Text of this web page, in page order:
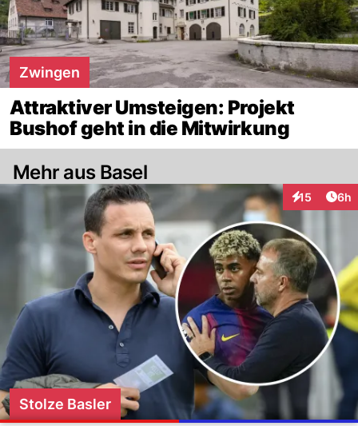
Zwingen
Attraktiver Umsteigen: Projekt
Bushof geht in die Mitwirkung
Mehr aus Basel
15
Interaktionen
6h
Stolze Basler